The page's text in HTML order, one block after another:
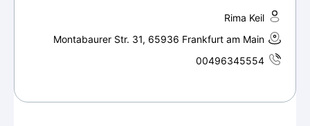
Rima Keil
Montabaurer Str. 31, 65936 Frankfurt am Main
00496345554